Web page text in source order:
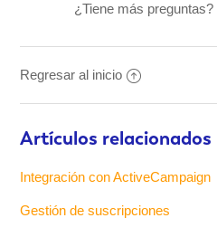
¿Tiene más preguntas?
Regresar al inicio
Artículos relacionados
Integración con ActiveCampaign
Gestión de suscripciones